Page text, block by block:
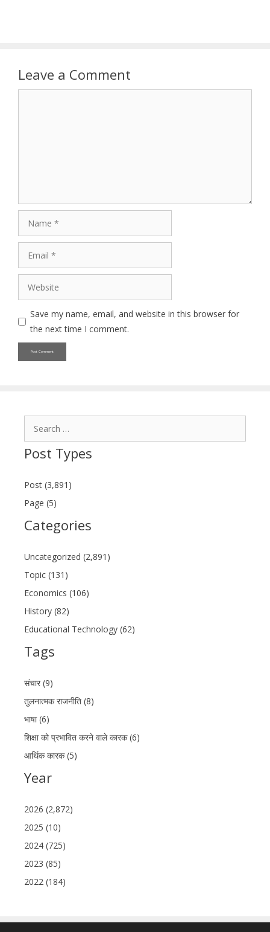
Leave a Comment
Website
Save my name, email, and website in this browser for
the next time I comment.
Post Types
Post (3,891)
Page (5)
Categories
Uncategorized (2,891)
Topic (131)
Economics (106)
History (82)
Educational Technology (62)
Tags
संचार (9)
तुलनात्मक राजनीति (8)
भाषा (6)
शिक्षा को प्रभावित करने वाले कारक (6)
आर्थिक कारक (5)
Year
2026 (2,872)
2025 (10)
2024 (725)
2023 (85)
2022 (184)